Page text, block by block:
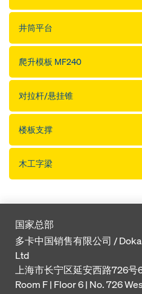
井筒平台
爬升模板 MF240
对拉杆/悬挂锥
楼板支撑
木工字梁
国家总部
多卡中国销售有限公司 /
Ltd
上海市长宁区延安西路726
Room F | Floor 6 | No. 726